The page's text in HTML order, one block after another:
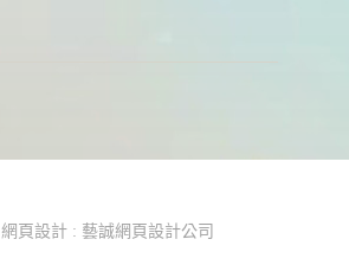
網頁設計 : 藝誠網頁設計公司